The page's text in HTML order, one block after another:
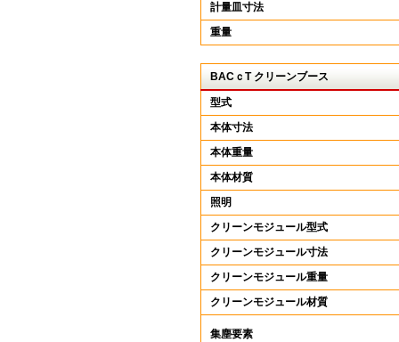
計量皿寸法
重量
BACｃT クリーンブース
型式
本体寸法
本体重量
本体材質
照明
クリーンモジュール型式
クリーンモジュール寸法
クリーンモジュール重量
クリーンモジュール材質
集塵要素